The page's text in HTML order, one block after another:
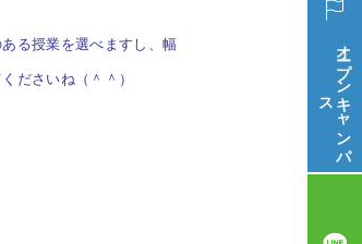
る授業を選べますし、幅
ださいね（＾＾） オープン
キ
ャ
ン
パ
ス